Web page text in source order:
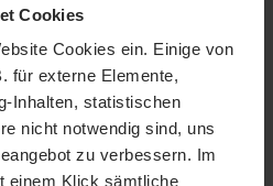
Cookies
Cookies ein. Einige von
für externe Elemente,
Inhalten, statistischen
nicht notwendig sind, uns
zu verbessern. Im
einem Klick sämtliche
Eintrittstermin über unser